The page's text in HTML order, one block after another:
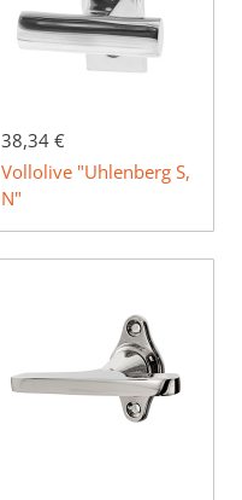
38,34 €
Vollolive "Uhlenberg S,
N"